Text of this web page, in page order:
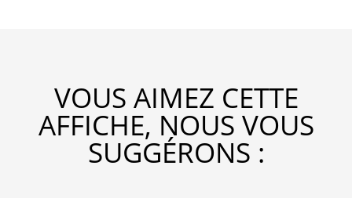
VOUS AIMEZ CETTE
AFFICHE, NOUS VOUS
SUGGÉRONS :